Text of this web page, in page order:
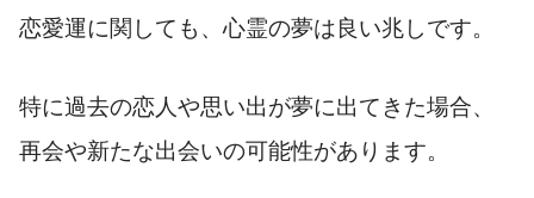
恋愛運に関しても、心霊の夢は良い兆しです。
特に過去の恋人や思い出が夢に出てきた場合、
再会や新たな出会いの可能性があります。